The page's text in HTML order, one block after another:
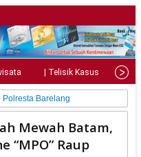
| Telisik Kasus |
Polresta Barelang
Mewah Batam,
“MPO” Raup